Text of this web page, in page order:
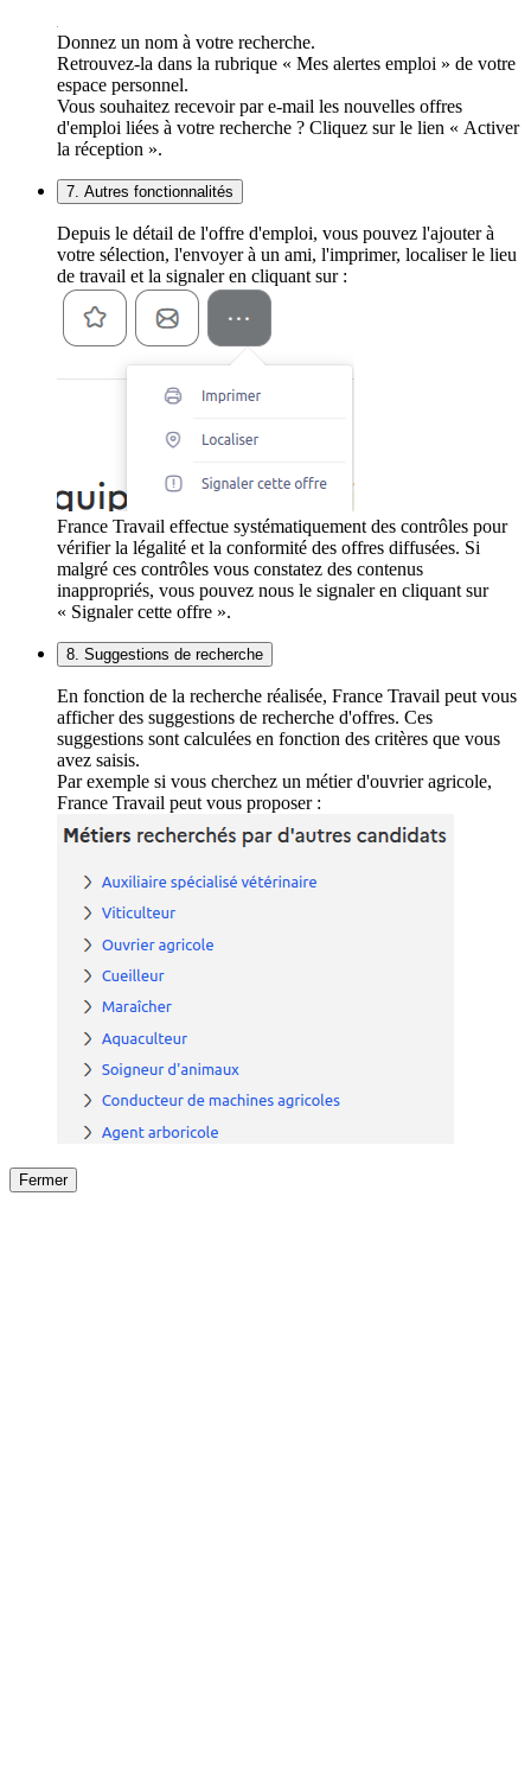
Donnez un nom à votre recherche.
Retrouvez-la dans la rubrique « Mes alertes emploi » de votre
espace personnel.
Vous souhaitez recevoir par e-mail les nouvelles offres
d'emploi liées à votre recherche ? Cliquez sur le lien « Activer
la réception ».
7. Autres fonctionnalités
Depuis le détail de l'offre d'emploi, vous pouvez l'ajouter à
votre sélection, l'envoyer à un ami, l'imprimer, localiser le lieu
de travail et la signaler en cliquant sur :
France Travail effectue systématiquement des contrôles pour
vérifier la légalité et la conformité des offres diffusées. Si
malgré ces contrôles vous constatez des contenus
inappropriés, vous pouvez nous le signaler en cliquant sur
« Signaler cette offre ».
8. Suggestions de recherche
En fonction de la recherche réalisée, France Travail peut vous
afficher des suggestions de recherche d'offres. Ces
suggestions sont calculées en fonction des critères que vous
avez saisis.
Par exemple si vous cherchez un métier d'ouvrier agricole,
France Travail peut vous proposer :
Fermer